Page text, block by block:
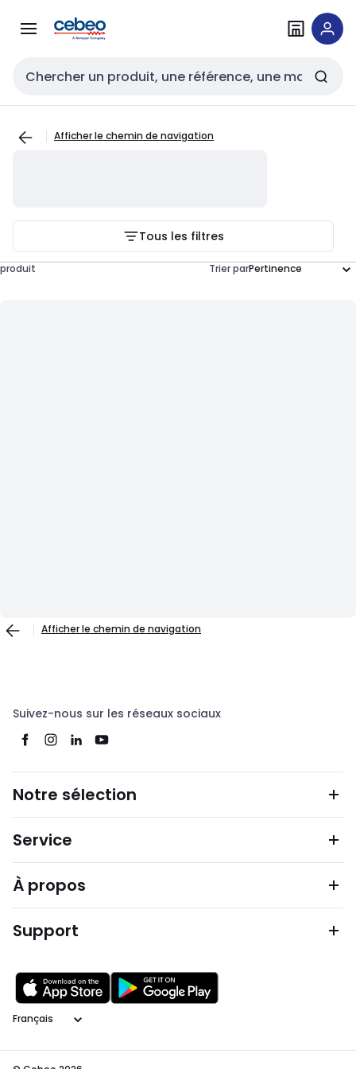
navigationau
Entrée de recherche
Afficher le chemin de navigation
Tous les filtres
produit Trier par
Afficher le chemin de navigation
Suivez-nous sur les réseaux sociaux
Notre sélection
Service
À propos
Support
Langage